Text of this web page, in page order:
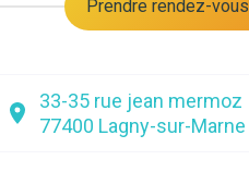
Prendre rendez-vous
33-35 rue jean mermoz
77400 Lagny-sur-Marne